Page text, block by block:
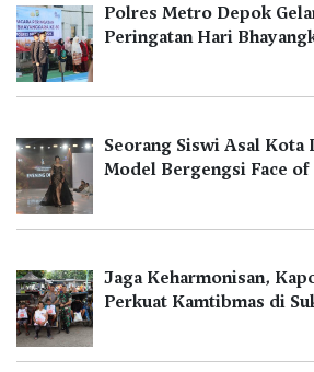
Polres Metro Depok
Peringatan Hari
Seorang Siswi Asal Kota
Model Bergengsi Face
Jaga Keharmonisan,
Perkuat Kamtibmas di